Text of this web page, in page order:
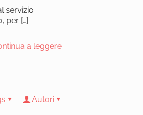
servizio
per[…]
a leggere
Autori